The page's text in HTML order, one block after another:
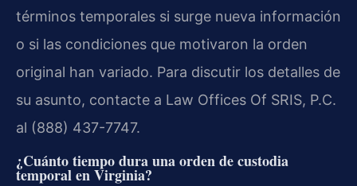
términos temporales si surge nueva información
o si las condiciones que motivaron la orden
original han variado. Para discutir los detalles de
su asunto, contacte a Law Offices Of SRIS, P.C.
al (888) 437-7747.
¿Cuánto tiempo dura una orden de custodia
temporal en Virginia?